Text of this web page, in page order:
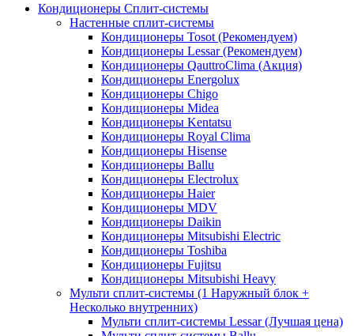
Кондиционеры Сплит-системы
Настенные сплит-системы
Кондиционеры Tosot (Рекомендуем)
Кондиционеры Lessar (Рекомендуем)
Кондиционеры QauttroClima (Акция)
Кондиционеры Energolux
Кондиционеры Chigo
Кондиционеры Midea
Кондиционеры Kentatsu
Кондиционеры Royal Clima
Кондиционеры Hisense
Кондиционеры Ballu
Кондиционеры Electrolux
Кондиционеры Haier
Кондиционеры MDV
Кондиционеры Daikin
Кондиционеры Mitsubishi Electric
Кондиционеры Toshiba
Кондиционеры Fujitsu
Кондиционеры Mitsubishi Heavy
Мульти сплит-системы (1 Наружный блок +
Несколько внутренних)
Мульти сплит-системы Lessar (Лучшая цена)